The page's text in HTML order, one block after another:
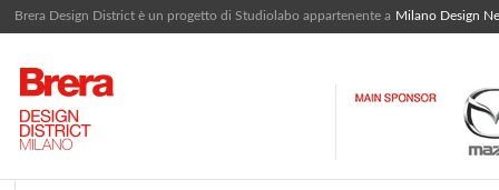
Brera Design District è un progetto di Studiolabo appartenente a Milano Design